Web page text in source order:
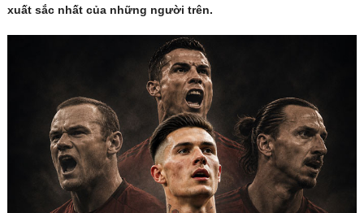
xuất sắc nhất của những người trên.